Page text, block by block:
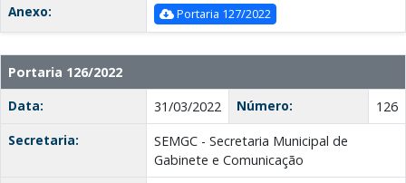
Anexo:
Portaria 127/2022
Portaria 126/2022
Data:
31/03/2022 Número:
126
Secretaria:
SEMGC - Secretaria Municipal de
Gabinete e Comunicação